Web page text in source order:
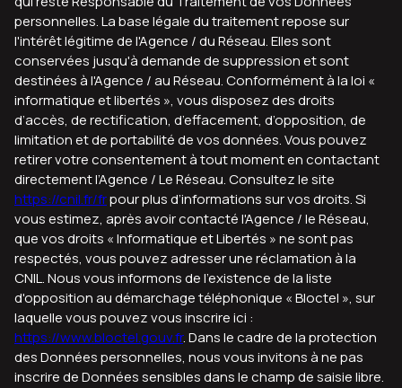
personnelles. La base légale du traitement repose sur
l'intérêt légitime de l'Agence / du Réseau. Elles sont
conservées jusqu'à demande de suppression et sont
destinées à l'Agence / au Réseau. Conformément à la loi «
informatique et libertés », vous disposez des droits
d’accès, de rectification, d’effacement, d’opposition, de
limitation et de portabilité de vos données. Vous pouvez
retirer votre consentement à tout moment en contactant
directement l’Agence / Le Réseau. Consultez le site
https://cnil.fr/frpour plus d’informations sur vos droits. Si
vous estimez, après avoir contacté l'Agence / le Réseau,
que vos droits « Informatique et Libertés » ne sont pas
respectés, vous pouvez adresser une réclamation à la
CNIL. Nous vous informons de l’existence de la liste
d'opposition au démarchage téléphonique « Bloctel », sur
laquelle vous pouvez vous inscrire ici :
https://www.bloctel.gouv.fr. Dans le cadre de la protection
des Données personnelles, nous vous invitons à ne pas
inscrire de Données sensibles dans le champ de saisie libre.